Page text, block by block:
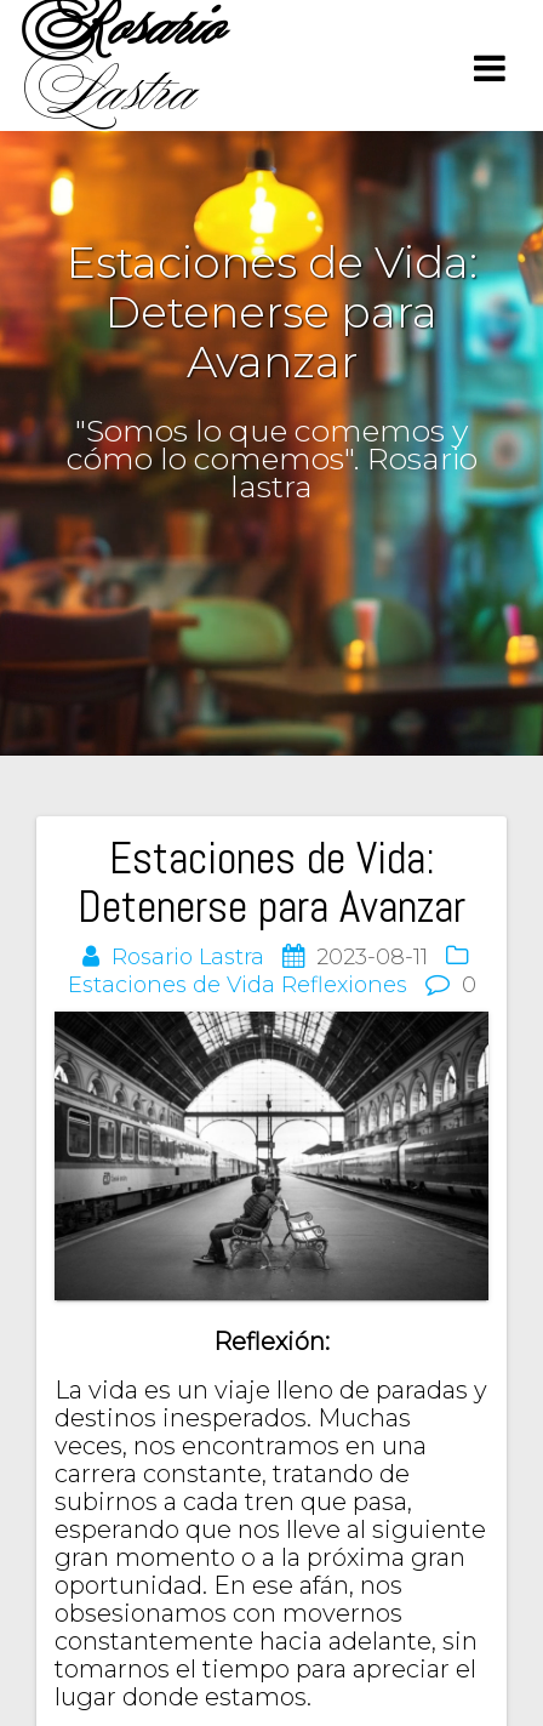
Rosario
Lastra
Estaciones de Vida:
Detenerse para
Avanzar
"Somos lo que comemos y
cómo lo comemos". Rosario
lastra
Estaciones de Vida:
Detenerse para Avanzar
Rosario Lastra
2023-08-11
Estaciones de Vida Reflexiones 0
Reflexión:
La vida es un viaje lleno de paradas y
destinos inesperados. Muchas
veces, nos encontramos en una
carrera constante, tratando de
subirnos a cada tren que pasa,
esperando que nos lleve al siguiente
gran momento o a la próxima gran
oportunidad. En ese afán, nos
obsesionamos con movernos
constantemente hacia adelante, sin
tomarnos el tiempo para apreciar el
lugar donde estamos.
Navegación
de
entradas